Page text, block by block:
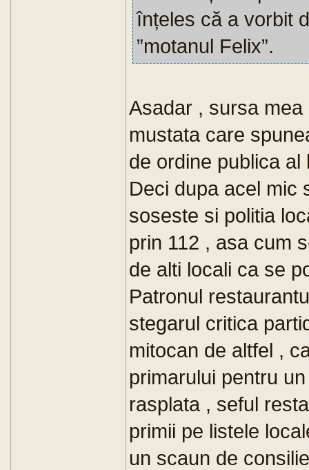
înțeles că a vorbit
”motanul Felix”.
Asadar , sursa
mustata care
de ordine publica
Deci dupa acel mic
soseste si politia
prin 112 , asa cum
de alti locali ca se
Patronul
stegarul critica
mitocan de altfel ,
primarului pentru
rasplata , seful
primii pe listele
un scaun de